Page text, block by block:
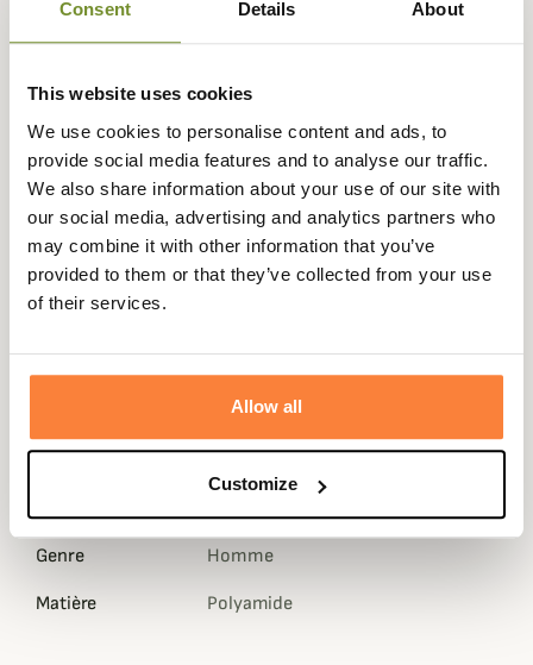
Consent Details About
This website uses cookies
We use cookies to personalise content and ads, to
provide social media features and to analyse our traffic.
We also share information about your use of our site with
our social media, advertising and analytics partners who
may combine it with other information that you’ve
provided to them or that they’ve collected from your use
of their services.
Allow all
Customize
Très bien coupé, il vous donnera un look branché et
matelassée Bretby dispose d'une finition remarquable,
un zip typique des vêtements Barbour reconnaissable
entre dix.
Le gilet matelassé Bretby Barbour est doté de deux
poches plaquées sur les côtés, vous pouvez le choisir en
coloris vert olive ou navy.
Fiche technique
FibreDown
Genre Homme
Matière Polyamide